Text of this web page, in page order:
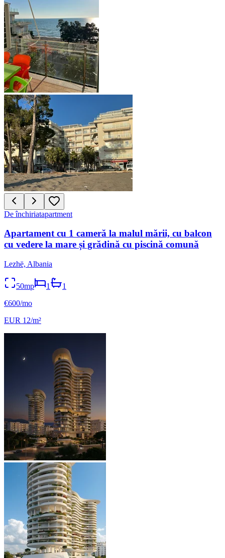
De închiriatapartment
Apartament cu 1 cameră la malul mării, cu balcon
cu vedere la mare și grădină cu piscină comună
Lezhë, Albania
50mp 1
1
€600/mo
EUR 12/m²